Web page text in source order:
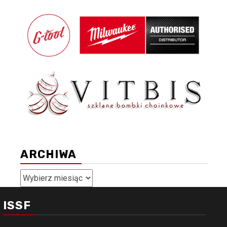
ARCHIWA
Archiwa
ISSF